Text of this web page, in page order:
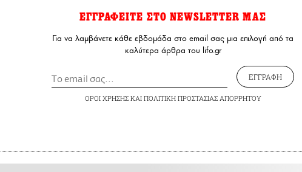
ΕΓΓΡΑΦΕΙΤΕ ΣΤΟ NEWSLETTER ΜΑΣ
Για να λαμβάνετε κάθε εβδομάδα στο email σας μια επιλογή από τα
καλύτερα άρθρα του lifo.gr
ΕΓΓΡΑΦΗ
ΟΡΟΙ ΧΡΗΣΗΣΚΑΙ ΠΟΛΙΤΙΚΗ ΠΡΟΣΤΑΣΙΑΣ ΑΠΟΡΡΗΤΟΥ